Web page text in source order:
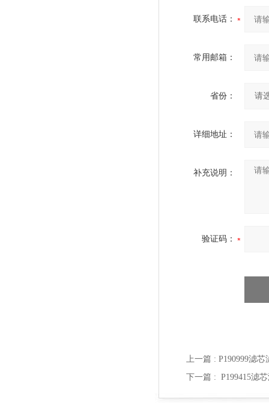
联系电话：
常用邮箱：
省份：
详细地址：
补充说明：
验证码：
上一篇 : P190999滤
下一篇 : P199415滤